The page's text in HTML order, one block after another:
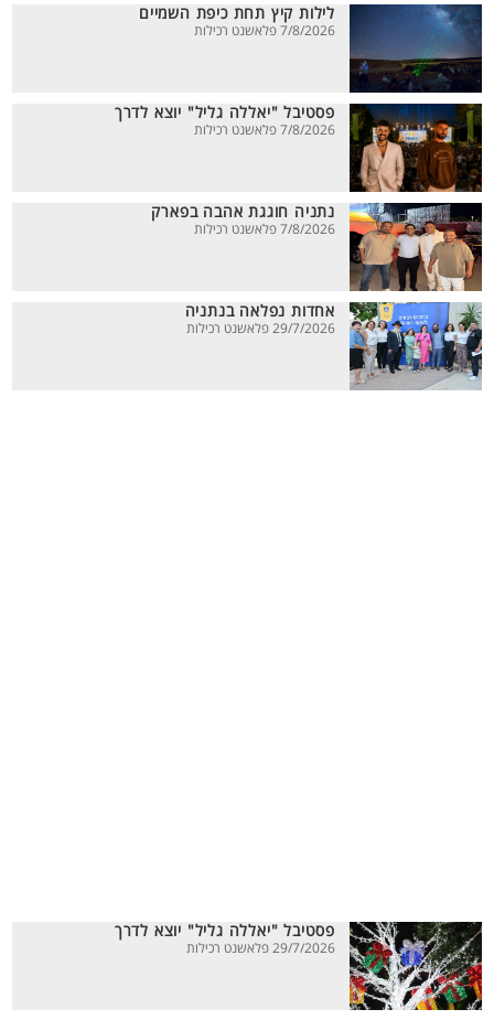
לילות קיץ תחת כיפת השמיים
7/8/2026 פלאשנט רכילות
פסטיבל "יאללה גליל" יוצא לדרך
7/8/2026 פלאשנט רכילות
נתניה חוגגת אהבה בפארק
7/8/2026 פלאשנט רכילות
אחדות נפלאה בנתניה
29/7/2026 פלאשנט רכילות
פסטיבל "יאללה גליל" יוצא לדרך
29/7/2026 פלאשנט רכילות